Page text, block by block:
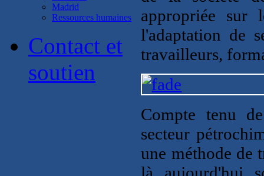
appropriée sur
l'adaptation de
travailleurs,
Compte tenu
secteur
une méthode de
Madrid
Ressources humaines
Contact et
soutien